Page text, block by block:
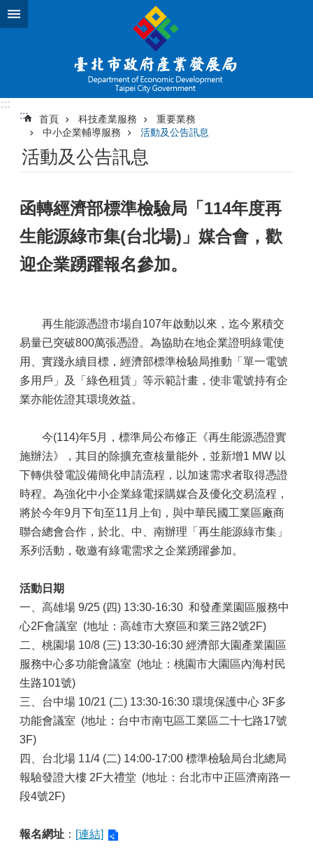
跳到主要內容區塊
:::
:::
首頁 科技產業服務
重要業務
中小企業輔導服務
活動及公告訊息
活動及公告訊息
函轉經濟部標準檢驗局「114年度再
生能源綠市集(台北場)」媒合會，歡
迎企業踴躍報名參加。
再生能源憑證市場自107年啟動以來，迄今累積交
易量已突破800萬張憑證。為協助在地企業證明綠電使
用、實踐永續目標，經濟部標準檢驗局推動「單一電號
多用戶」及「綠色租賃」等示範計畫，使非電號持有企
業亦能佐證其環境效益。
今(114)年5月，標準局公布修正《再生能源憑證實
施辦法》，其目的除擴充查核量能外，並新增1 MW 以
下轉供發電設備簡化申請流程，以加速需求者取得憑證
時程。為強化中小企業綠電採購媒合及優化交易流程，
將於今年9月下旬至11月上旬，與中華民國工業區廠商
聯合總會合作，於北、中、南辦理「再生能源綠市集」
系列活動，敬邀有綠電需求之企業踴躍參加。
活動日期
一、高雄場 9/25 (四) 13:30-16:30 和發產業園區服務中
心2F會議室 (地址：高雄市大寮區和業三路2號2F)
二、桃園場 10/8 (三) 13:30-16:30 經濟部大園產業園區
服務中心多功能會議室 (地址：桃園市大園區內海村民
生路101號)
三、台中場 10/21 (二) 13:30-16:30 環境保護中心 3F多
功能會議室 (地址：台中市南屯區工業區二十七路17號
3F)
四、台北場 11/4 (二) 14:00-17:00 標準檢驗局台北總局
報驗發證大樓 2F大禮堂 (地址：台北市中正區濟南路一
段4號2F)
報名網址 ： [連結]